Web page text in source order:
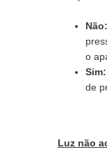
Não:
o
Sim:
de
Luz não